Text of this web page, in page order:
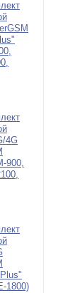
4G
900,
1800)